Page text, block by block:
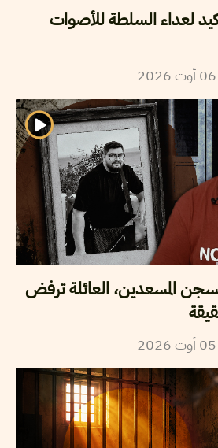
لعداء السلطة للأصوات
06 أوت2026
المسعدين، العائلة ترفض
05 أوت2026